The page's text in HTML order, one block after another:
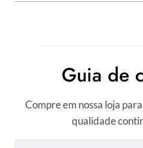
Guia de
Compre em nossa loja
qualidade